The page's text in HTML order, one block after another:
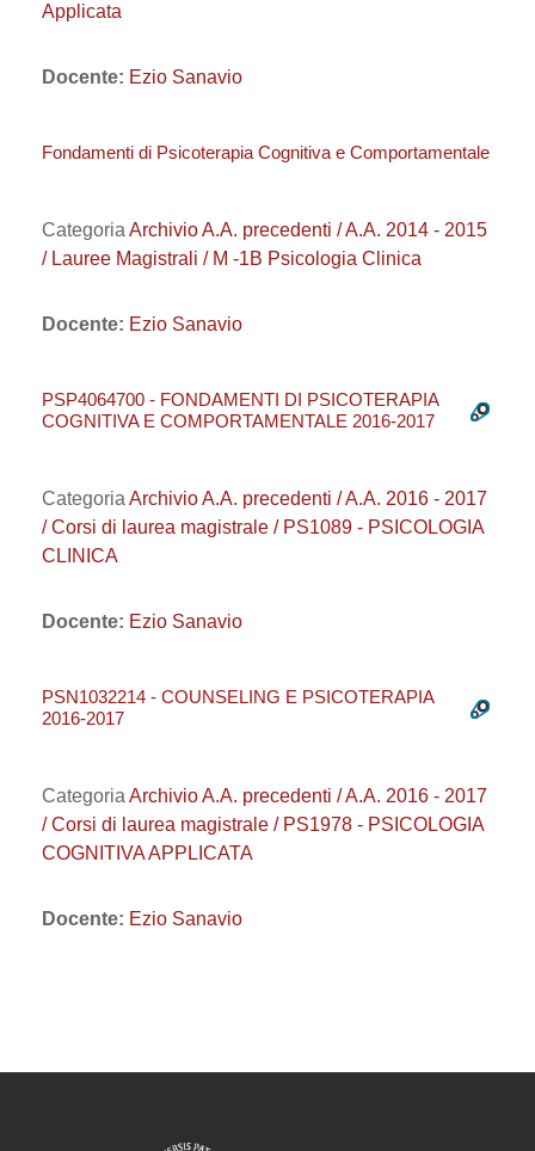
Applicata
Docente: Ezio Sanavio
Fondamenti di Psicoterapia Cognitiva e Comportamentale
Categoria Archivio A.A. precedenti / A.A. 2014 - 2015
/ Lauree Magistrali / M -1B Psicologia Clinica
Docente: Ezio Sanavio
PSP4064700 - FONDAMENTI DI PSICOTERAPIA
COGNITIVA E COMPORTAMENTALE 2016-2017
Categoria Archivio A.A. precedenti / A.A. 2016 - 2017
/ Corsi di laurea magistrale / PS1089 - PSICOLOGIA
CLINICA
Docente: Ezio Sanavio
PSN1032214 - COUNSELING E PSICOTERAPIA
2016-2017
Categoria Archivio A.A. precedenti / A.A. 2016 - 2017
/ Corsi di laurea magistrale / PS1978 - PSICOLOGIA
COGNITIVA APPLICATA
Docente: Ezio Sanavio